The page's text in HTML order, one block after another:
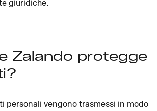
giuridiche.
Zalando protegge
personali vengono trasmessi in modo